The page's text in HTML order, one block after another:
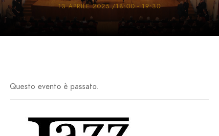
13 APRILE 2025 /18:00-19:30
Questo evento è passato.